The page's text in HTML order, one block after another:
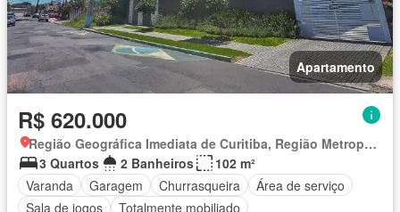
Apartamento
R$ 620.000
Região Geográfica Imediata de Curitiba, Região Metropolitana de Curitiba
3 Quartos
2 Banheiros
102 m²
Varanda
Garagem Churrasqueira
Área de serviço
Sala de jogos
Totalmente mobiliado